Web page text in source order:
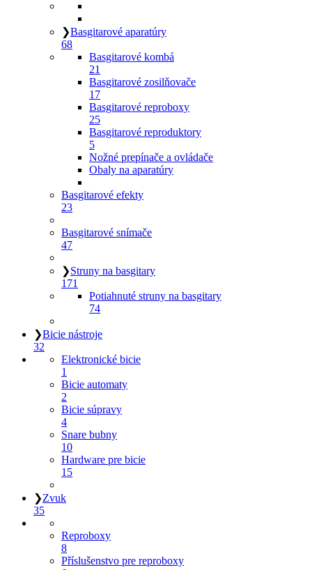
❯Basgitarové aparatúry
68
Basgitarové kombá
21
Basgitarové zosilňovače
17
Basgitarové reproboxy
25
Basgitarové reproduktory
5
Nožné prepínače a ovládače
Obaly na aparatúry
Basgitarové efekty
23
Basgitarové snímače
47
❯Struny na basgitary
171
Potiahnuté struny na basgitary
74
❯Bicie nástroje
32
Elektronické bicie
1
Bicie automaty
2
Bicie súpravy
4
Snare bubny
10
Hardware pre bicie
15
❯Zvuk
35
Reproboxy
8
Příslušenstvo pre reproboxy